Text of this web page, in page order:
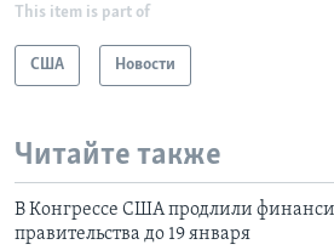
This item is part of
США Новости
Читайте также
В Конгрессе США продлили
правительства до 19 января